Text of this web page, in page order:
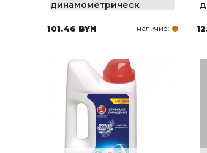
динамометрическ
101.46 BYN наличие: